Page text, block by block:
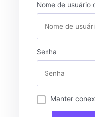
Nome de usuário
Senha
Manter